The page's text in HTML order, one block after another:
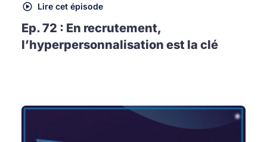
Lire cet épisode
Ep. 72 : En recrutement,
l’hyperpersonnalisation est la clé